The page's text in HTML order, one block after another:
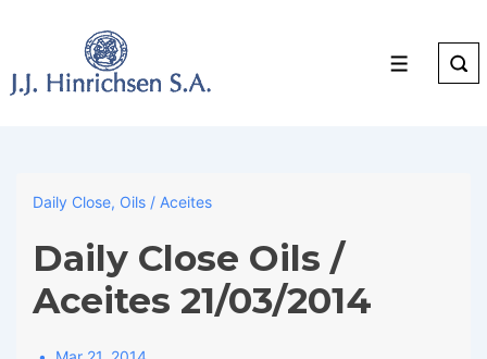
Main
Menu
Daily Close, Oils / Aceites
Daily Close Oils /
Aceites 21/03/2014